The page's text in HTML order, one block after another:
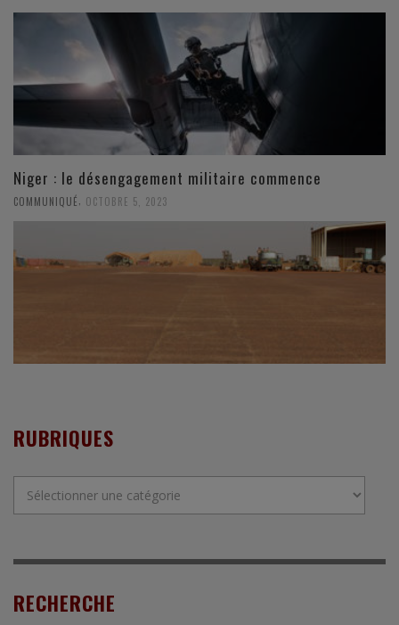
Niger : le désengagement militaire commence
COMMUNIQUÉ OCTOBRE 5, 2023
RUBRIQUES
RECHERCHE